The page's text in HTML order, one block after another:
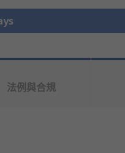
法例與合規